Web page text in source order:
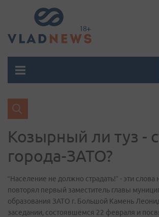
Козырный ли туз -
города-ЗАТО?
“Население не должно страдать!” - эти слова
повторял первый заместитель главы
образования ЗАТО г. Большой Камень
заседании, состоявшемся 22 февраля и